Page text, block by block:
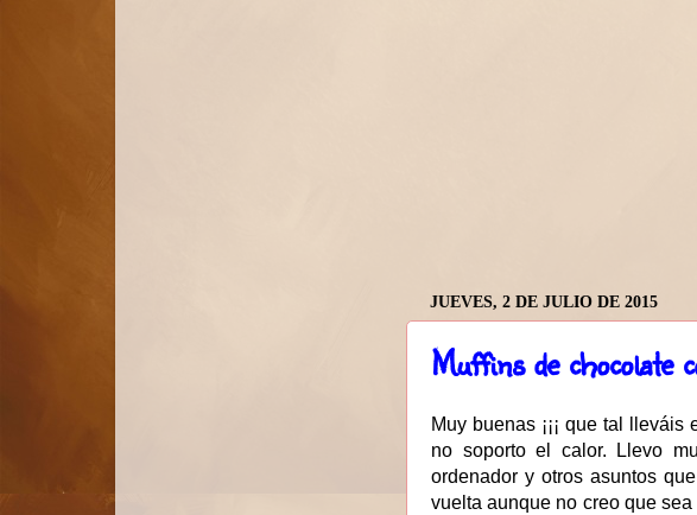
JUEVES, 2 DE JULIO DE 2015
Muffins de chocolate
Muy buenas ¡¡¡ que tal
no soporto el calor. Llevo
ordenador y otros asuntos
vuelta aunque no creo que